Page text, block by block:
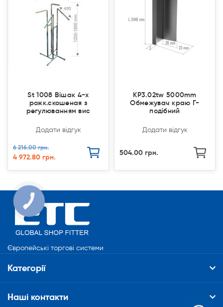
St 1008 Вішак 4-х
рожк.скошеная з
регулюванням вис
Додати відгук
6 216.00 грн.
4 972.80 грн.
КР3.02tw 5000mm
Обмежувач краю Г-
подібний
Додати відгук
504.00 грн.
Європейські торгові системи
Категорії
Наші контакти
КНОПКА
СВЯЗИ